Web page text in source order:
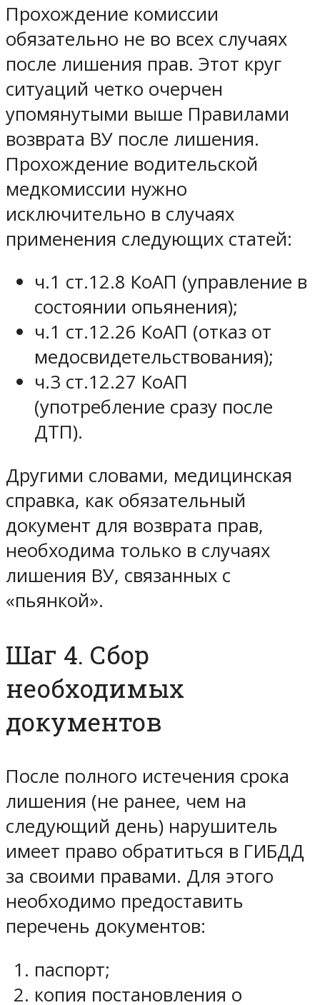
Прохождение комиссии
обязательно не во всех случаях
после лишения прав. Этот круг
ситуаций четко очерчен
упомянутыми выше Правилами
возврата ВУ после лишения.
Прохождение водительской
медкомиссии нужно
исключительно в случаях
применения следующих статей:
ч.1 ст.12.8 КоАП (управление в
состоянии опьянения);
ч.1 ст.12.26 КоАП (отказ от
медосвидетельствования);
ч.3 ст.12.27 КоАП
(употребление сразу после
ДТП).
Другими словами, медицинская
справка, как обязательный
документ для возврата прав,
необходима только в случаях
лишения ВУ, связанных с
«пьянкой».
Шаг 4. Сбор
необходимых
документов
После полного истечения срока
лишения (не ранее, чем на
следующий день) нарушитель
имеет право обратиться в ГИБДД
за своими правами. Для этого
необходимо предоставить
перечень документов:
паспорт;
копия постановления о